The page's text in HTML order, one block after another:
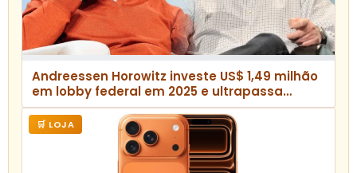
Andreessen Horowitz investe US$ 1,49 milhão
em lobby federal em 2025 e ultrapassa
associação do setor
🛒 LOJA